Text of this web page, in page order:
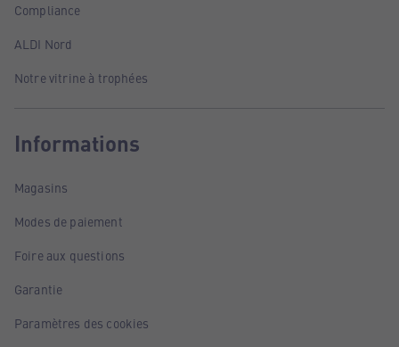
Compliance
ALDI Nord
Notre vitrine à trophées
Informations
Magasins
Modes de paiement
Foire aux questions
Garantie
Paramètres des cookies